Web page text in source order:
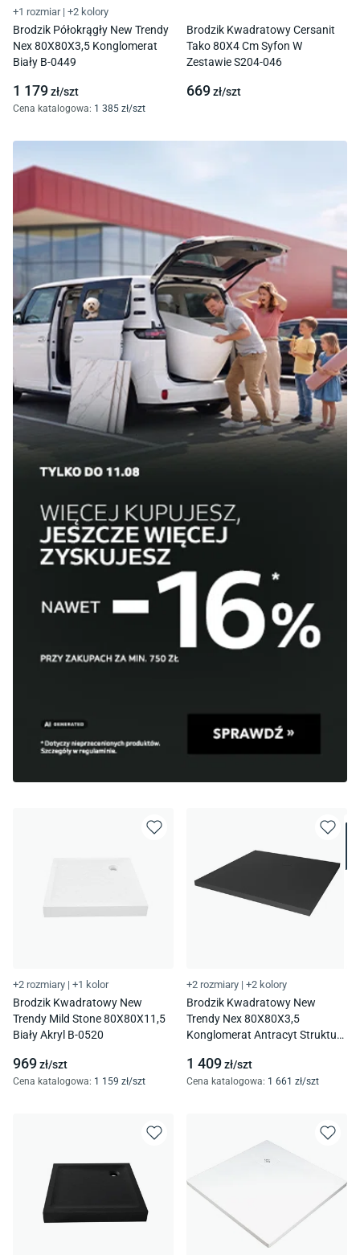
+1 rozmiar | +2 kolory
Brodzik Półokrągły New Trendy
Nex 80X80X3,5 Konglomerat
Biały B-0449
1 179zł/szt
Cena katalogowa: 1 385 zł/szt
Brodzik Kwadratowy Cersanit
Tako 80X4 Cm Syfon W
Zestawie S204-046
669zł/szt
+2 rozmiary | +1 kolor
Brodzik Kwadratowy New
Trendy Mild Stone 80X80X11,5
Biały Akryl B-0520
969zł/szt
Cena katalogowa: 1 159 zł/szt
+2 rozmiary | +2 kolory
Brodzik Kwadratowy New
Trendy Nex 80X80X3,5
Konglomerat Antracyt Struktura
1 409zł/szt
Cena katalogowa: 1 661 zł/szt